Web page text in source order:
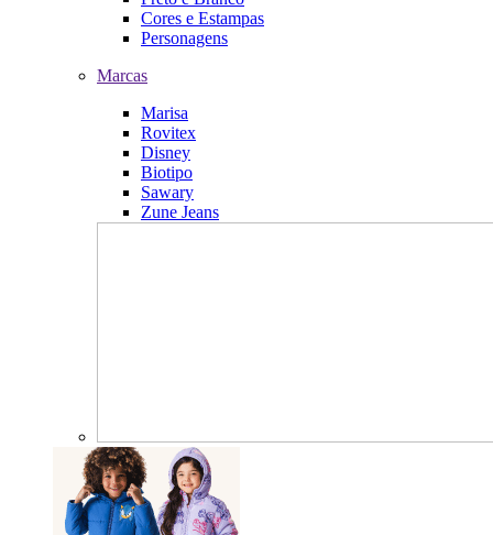
Cores e Estampas
Personagens
Marcas
Marisa
Rovitex
Disney
Biotipo
Sawary
Zune Jeans